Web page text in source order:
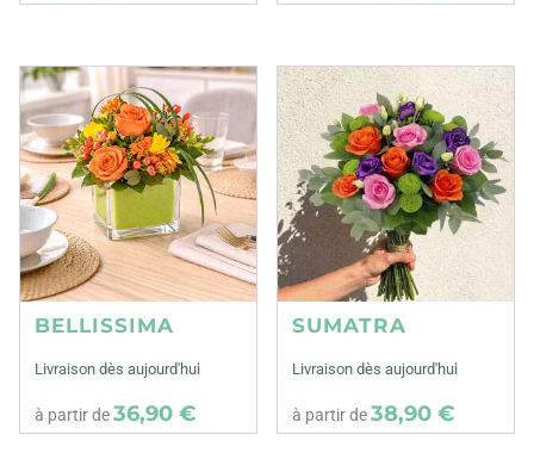
BELLISSIMA
Livraison dès aujourd'hui
à partir de36,90 €
SUMATRA
Livraison dès aujourd'hui
à partir de38,90 €